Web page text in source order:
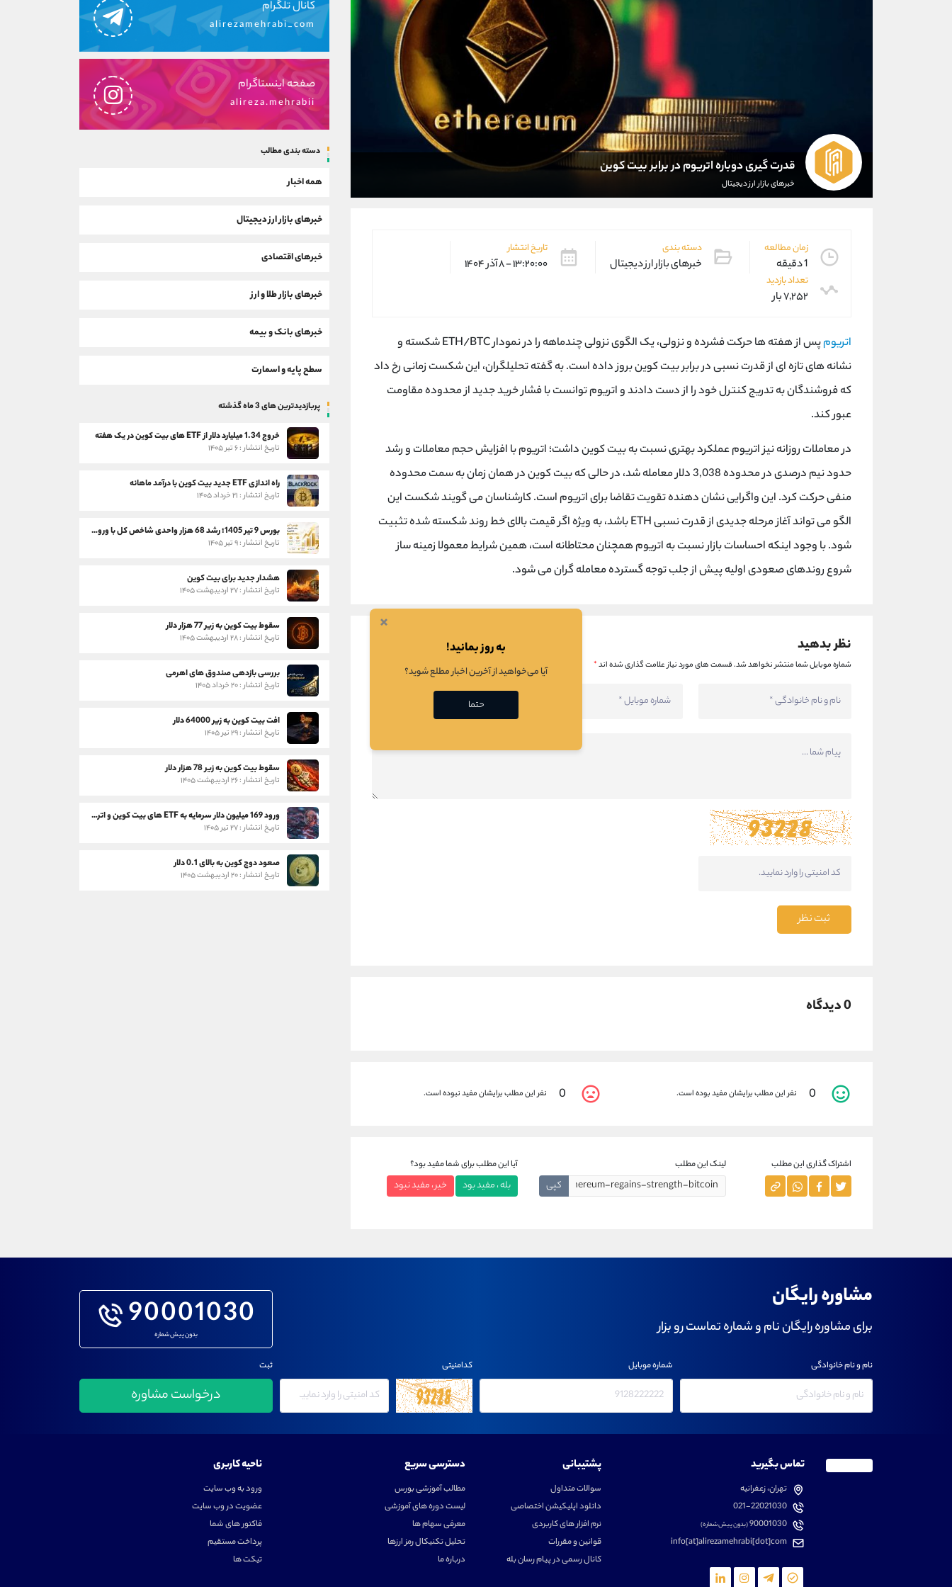
قدرت گیری دوباره اتریوم در برابر بیت کوین
خبرهای بازار ارز دیجیتال
زمان مطالعه
1 دقیقه
دسته بندی
خبرهای بازار ارز دیجیتال
تاریخ انتشار
۱۳:۲۰:۰۰ - ۸ آذر ۱۴۰۴
تعداد بازدید
۷,۲۵۲ بار
اتریوم
پس از هفته ها حرکت فشرده و نزولی، یک الگوی نزولی چندماهه را در نمودار ETH/BTC شکسته و
نشانه های تازه ای از قدرت نسبی در برابر بیت کوین بروز داده است. به گفته تحلیلگران، این شکست زمانی رخ داد
که فروشندگان به تدریج کنترل خود را از دست دادند و اتریوم توانست با فشار خرید جدید از محدوده مقاومت
عبور کند.
در معاملات روزانه نیز اتریوم عملکرد بهتری نسبت به بیت کوین داشت؛ اتریوم با افزایش حجم معاملات و رشد
حدود نیم درصدی در محدوده 3,038 دلار معامله شد، در حالی که بیت کوین در همان زمان به سمت محدوده
منفی حرکت کرد. این واگرایی نشان دهنده تقویت تقاضا برای اتریوم است. کارشناسان می گویند شکست این
الگو می تواند آغاز مرحله جدیدی از قدرت نسبی ETH باشد، به ویژه اگر قیمت بالای خط روند شکسته شده تثبیت
شود. با وجود اینکه احساسات بازار نسبت به اتریوم همچنان محتاطانه است، همین شرایط معمولا زمینه ساز
شروع روندهای صعودی اولیه پیش از جلب توجه گسترده‌ معامله گران می شود.
نظر بدهید
شماره موبایل شما منتشر نخواهد شد.قسمت های مورد نیاز علامت گذاری شده اند*
ثبت نظر
0 دیدگاه
0 نفر این مطلب برایشان مفید بوده است. 0 نفر این مطلب برایشان مفید نبوده است.
اشتراک گذاری این مطلب لینک این مطلب
کپی
آیا این مطلب برای شما مفید بود؟
بله ، مفید بود خیر ، مفید نبود
کانال تلگرام
alirezamehrabi_com
صفحه اینستاگرام
alireza.mehrabii
دسته بندی مطالب
همه اخبار
خبرهای بازار ارز دیجیتال
خبرهای اقتصادی
خبرهای بازار طلا و ارز
خبرهای بانک و بیمه
سطح پایه و اسمارت
پربازدیدترین های 3 ماه گذشته
خروج 1.34 میلیارد دلار از ETF های بیت کوین در یک هفته
تاریخ انتشار : ۶ تیر ۱۴۰۵
راه اندازی ETF جدید بیت کوین با درآمد ماهانه
تاریخ انتشار : ۲۱ خرداد ۱۴۰۵
بورس 9 تیر 1405؛ رشد 68 هزار واحدی شاخص کل با ورود 3 همت پول حقیقی
تاریخ انتشار : ۹ تیر ۱۴۰۵
هشدار جدید برای بیت کوین
تاریخ انتشار : ۲۷ اردیبهشت ۱۴۰۵
سقوط بیت کوین به زیر 77 هزار دلار
تاریخ انتشار : ۲۸ اردیبهشت ۱۴۰۵
بررسی بازدهی صندوق های اهرمی
تاریخ انتشار : ۲۰ خرداد ۱۴۰۵
افت بیت کوین به زیر 64000 دلار
تاریخ انتشار : ۲۹ تیر ۱۴۰۵
سقوط بیت کوین به زیر 78 هزار دلار
تاریخ انتشار : ۲۶ اردیبهشت ۱۴۰۵
ورود 169 میلیون دلار سرمایه به ETF های بیت کوین و اتریوم
تاریخ انتشار : ۲۷ تیر ۱۴۰۵
صعود دوج کوین به بالای 0.1 دلار
تاریخ انتشار : ۲۰ اردیبهشت ۱۴۰۵
مشاوره رایگان
برای مشاوره رایگان نام و شماره تماست رو بزار 90001030
بدون پیش شماره
نام و نام خانوادگی شماره موبایل کدامنیتی ثبت
تماس بگیرید
تهران، زعفرانیه
021-22021030
90001030(بدون پیش شماره)
info[at]alirezamehrabi[dot]com
پشتیبانی
سوالات متداول
دانلود اپلیکیشن اختصاصی
نرم افزار های کاربردی
قوانین و مقررات
کانال رسمی در پیام رسان بله
دسترسی سریع
مطالب آموزشی بورس
لیست دوره های آموزشی
معرفی سهام ها
تحلیل تکنیکال رمز ارزها
درباره ما
ناحیه کاربری
ورود به وب سایت
عضویت در وب سایت
فاکتور های شما
پرداخت مستقیم
تیکت ها
×
به روز بمانید!
آیا می‌خواهید از آخرین اخبار مطلع شوید؟
حتما